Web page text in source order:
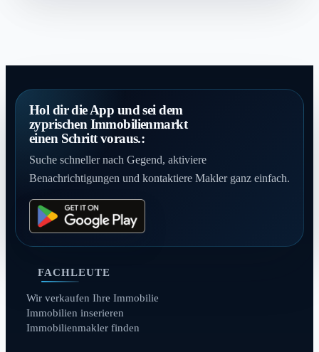
Hol dir die App und sei dem
zyprischen Immobilienmarkt
einen Schritt voraus.:
Suche schneller nach Gegend, aktiviere
Benachrichtigungen und kontaktiere Makler ganz einfach.
FACHLEUTE
Wir verkaufen Ihre Immobilie
Immobilien inserieren
Immobilienmakler finden